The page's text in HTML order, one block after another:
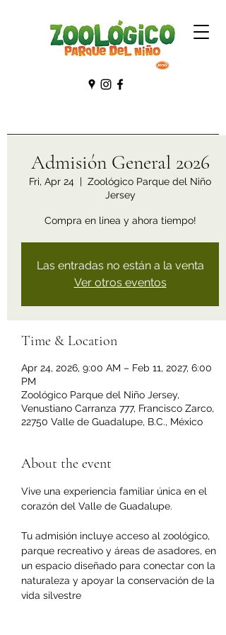
Admisión General 2026
Fri, Apr 24
  |
Zoológico Parque del Niño
Jersey
Compra en linea y ahora tiempo!
Las entradas no están a la venta
Ver otros eventos
Time & Location
Apr 24, 2026, 9:00 AM – Feb 11, 2027, 6:00
PM
Zoológico Parque del Niño Jersey,
Venustiano Carranza 777, Francisco Zarco,
22750 Valle de Guadalupe, B.C., México
About the event
Vive una experiencia familiar única en el
corazón del Valle de Guadalupe.
Tu admisión incluye acceso al zoológico,
parque recreativo y áreas de asadores, en
un espacio diseñado para conectar con la
naturaleza y apoyar la conservación de la
vida silvestre